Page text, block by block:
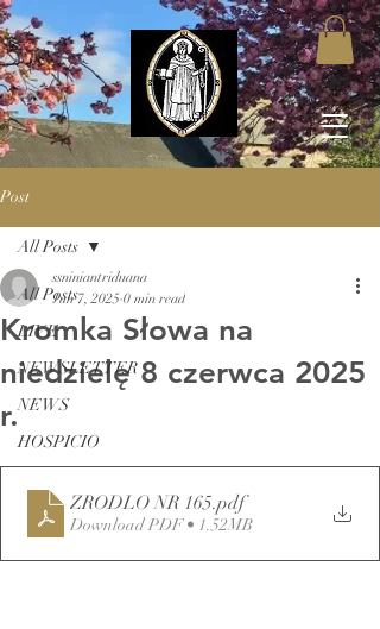
Post
All Posts
LIVE
NEWSLETTER
NEWS
HOSPICIO
All Posts
Kromka Słowa na
niedzielę 8 czerwca 2025
r.
ssniniantriduana
Jun 7, 2025 0 min read
ZRODLO NR 165.pdf
Download PDF • 1.52MB